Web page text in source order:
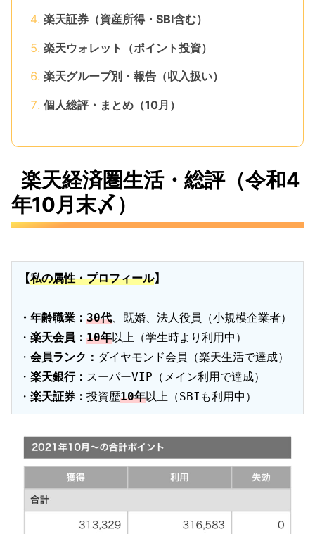
楽天証券（資産所得・SBI含む）
楽天ウォレット（ポイント投資）
楽天グループ別・報告（収入扱い）
個人総評・まとめ（10月）
楽天経済圏生活・総評（令和4
年10月末〆）
【私の属性・プロフィール】
・年齢職業： 30代、既婚、法人役員（小規模企業者）
・ 楽天会員： 10年以上（学生時より利用中）
・ 会員ランク： ダイヤモンド会員（楽天生活で達成）
・ 楽天銀行： スーパーVIP（メイン利用で達成）
​​​​​​・ 楽天証券： 投資歴10年以上（SBIも利用中）